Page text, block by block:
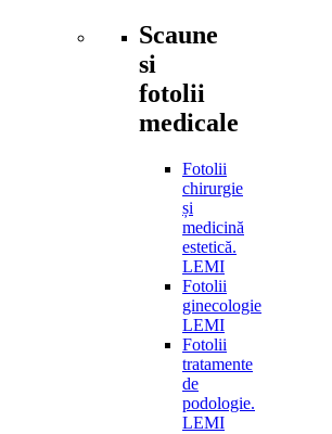
Scaune
si
fotolii
medicale
Fotolii
chirurgie
și
medicină
estetică.
LEMI
Fotolii
ginecologie
LEMI
Fotolii
tratamente
de
podologie.
LEMI